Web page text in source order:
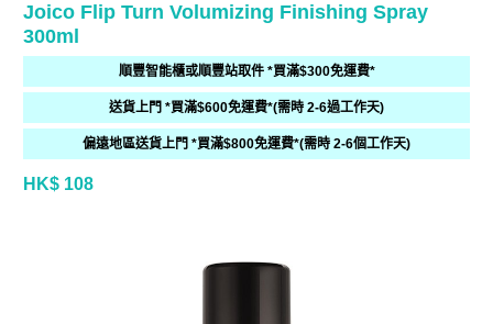
Joico Flip Turn Volumizing Finishing Spray
300ml
順豐智能櫃或順豐站取件 *買滿$300免運費*
送貨上門 *買滿$600免運費*(需時 2-6過工作天)
偏遠地區送貨上門 *買滿$800免運費*(需時 2-6個工作天)
HK$ 108